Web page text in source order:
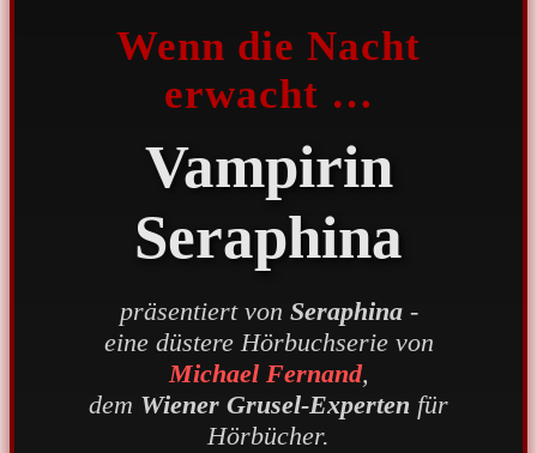
Wenn die Nacht
erwacht …
Vampirin
Seraphina
präsentiert von Seraphina-
eine düstere Hörbuchserie von
Michael Fernand,
dem Wiener Grusel-Experten für
Hörbücher.